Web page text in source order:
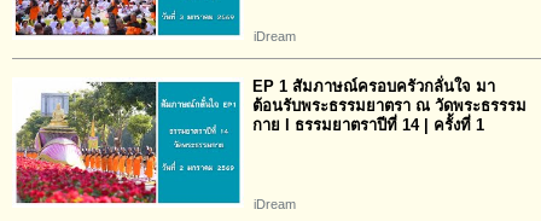
iDream
EP 1 สัมภาษณ์ครอบครัวกลั่นใจ มา
ต้อนรับพระธรรมยาตรา ณ วัดพระธรรรม
กาย l ธรรมยาตราปีที่ 14 | ครั้งที่ 1
iDream